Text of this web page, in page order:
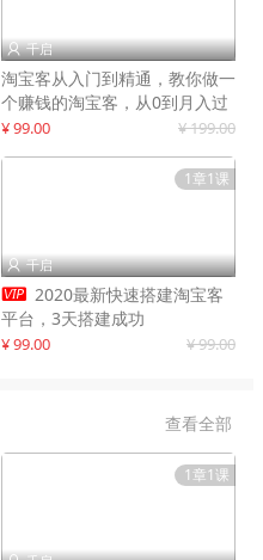
 千启
淘宝客从入门到精通，教你做一
个赚钱的淘宝客，从0到月入过
万
¥ 99.00 ¥ 199.00
1章1课
 千启
 2020最新快速搭建淘宝客
平台，3天搭建成功
¥ 99.00 ¥ 99.00
查看全部
1章1课